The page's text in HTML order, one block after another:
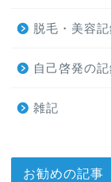
脱毛・美容
自己啓発の
雑記
お勧めの記事